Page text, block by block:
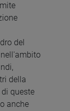
del
della
queste
anche